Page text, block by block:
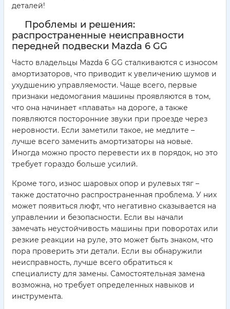
деталей!
Проблемы и решения:
распространенные неисправности
передней подвески Mazda 6 GG
Часто владельцы Mazda 6 GG сталкиваются с износом
амортизаторов, что приводит к увеличению шумов и
ухудшению управляемости. Чаще всего, первые
признаки недомогания машины проявляются в том,
что она начинает «плавать» на дороге, а также
появляются посторонние звуки при проезде через
неровности. Если заметили такое, не медлите –
лучше всего заменить амортизаторы на новые.
Иногда можно просто перевести их в порядок, но это
требует гораздо больше усилий.
Кроме того, износ шаровых опор и рулевых тяг –
также достаточно распространенная проблема. У них
может появиться люфт, что негативно сказывается на
управлении и безопасности. Если вы начали
замечать неустойчивость машины при поворотах или
резкие реакции на руле, это может быть знаком, что
пора проверить эти детали. Если вы обнаружили
неисправность, лучше всего обратиться к
специалисту для замены. Самостоятельная замена
возможна, но требует определенных навыков и
инструмента.